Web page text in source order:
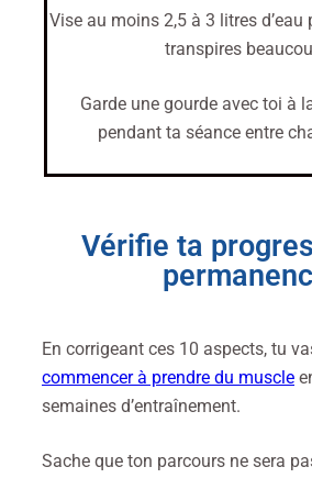
Vise au moins 2,5 à 3 litres d’eau
transpires
Garde une gourde avec toi à
pendant ta séance entre
Vérifie ta
En corrigeant ces 10 aspects, tu
commencer à prendre du muscle
semaines d’entraînement.
Sache que ton parcours ne sera